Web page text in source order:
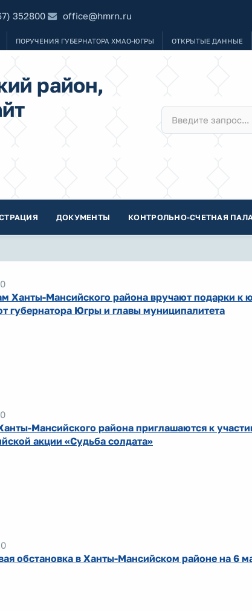
352800 office@hmrn.ru
ПОРУЧЕНИЯ ГУБЕРНАТОРА ХМАО-ЮГРЫ ОТКРЫТЫЕ ДАННЫЕ
район,
ДОКУМЕНТЫ КОНТРОЛЬНО-СЧЕТНАЯ
Ханты-Мансийского района вручают подарки к
губернатора Югры и главы муниципалитета
Мансийского района приглашаются к
акции «Судьба солдата»
обстановка в Ханты-Мансийском районе на 6